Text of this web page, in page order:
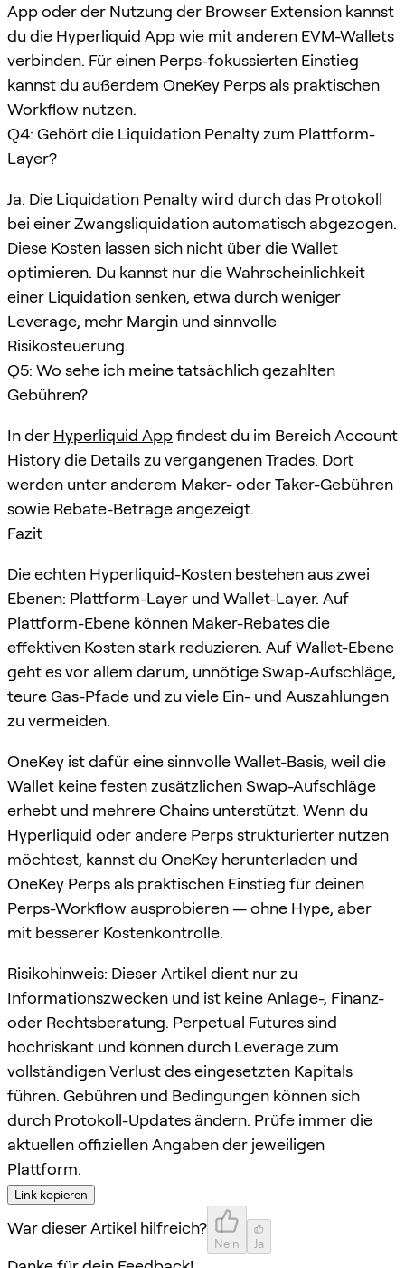
App oder der Nutzung der Browser Extension kannst
du die Hyperliquid Appwie mit anderen EVM-Wallets
verbinden. Für einen Perps-fokussierten Einstieg
kannst du außerdem OneKey Perps als praktischen
Workflow nutzen.
Q4: Gehört die Liquidation Penalty zum Plattform-
Layer?
Ja. Die Liquidation Penalty wird durch das Protokoll
bei einer Zwangsliquidation automatisch abgezogen.
Diese Kosten lassen sich nicht über die Wallet
optimieren. Du kannst nur die Wahrscheinlichkeit
einer Liquidation senken, etwa durch weniger
Leverage, mehr Margin und sinnvolle
Risikosteuerung.
Q5: Wo sehe ich meine tatsächlich gezahlten
Gebühren?
In der Hyperliquid Appfindest du im Bereich Account
History die Details zu vergangenen Trades. Dort
werden unter anderem Maker- oder Taker-Gebühren
sowie Rebate-Beträge angezeigt.
Fazit
Die echten Hyperliquid-Kosten bestehen aus zwei
Ebenen: Plattform-Layer und Wallet-Layer. Auf
Plattform-Ebene können Maker-Rebates die
effektiven Kosten stark reduzieren. Auf Wallet-Ebene
geht es vor allem darum, unnötige Swap-Aufschläge,
teure Gas-Pfade und zu viele Ein- und Auszahlungen
zu vermeiden.
OneKey ist dafür eine sinnvolle Wallet-Basis, weil die
Wallet keine festen zusätzlichen Swap-Aufschläge
erhebt und mehrere Chains unterstützt. Wenn du
Hyperliquid oder andere Perps strukturierter nutzen
möchtest, kannst du OneKey herunterladen und
OneKey Perps als praktischen Einstieg für deinen
Perps-Workflow ausprobieren — ohne Hype, aber
mit besserer Kostenkontrolle.
Risikohinweis: Dieser Artikel dient nur zu
Informationszwecken und ist keine Anlage-, Finanz-
oder Rechtsberatung. Perpetual Futures sind
hochriskant und können durch Leverage zum
vollständigen Verlust des eingesetzten Kapitals
führen. Gebühren und Bedingungen können sich
durch Protokoll-Updates ändern. Prüfe immer die
aktuellen offiziellen Angaben der jeweiligen
Plattform.
Link kopieren
War dieser Artikel hilfreich?
Nein Ja